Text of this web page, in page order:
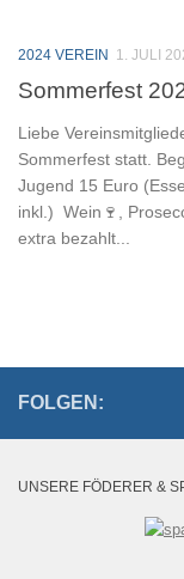
2024 VEREIN 1. JULI
Sommerfest
Liebe
Sommerfest statt.
Jugend 15 Euro
inkl.) Wein🍷,
extra bezahlt...
FOLGEN:
UNSERE FÖDERER &